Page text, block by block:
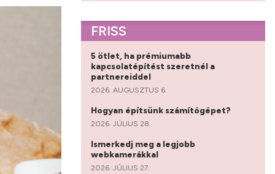
FRISS
5 ötlet, ha prémiumabb
kapcsolatépítést szeretnél a
partnereiddel
2026. AUGUSZTUS 6.
Hogyan építsünk számítógépet?
2026. JÚLIUS 28.
Ismerkedj meg a legjobb
webkamerákkal
2026. JÚLIUS 27.